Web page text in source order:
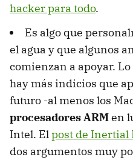
hacker para todo.
Es algo que
el agua y que algunos
comienzan a apoyar.
hay más indicios que
futuro -al menos los
procesadores ARMen
Intel. Elpost de Inertial
dos argumentos muy